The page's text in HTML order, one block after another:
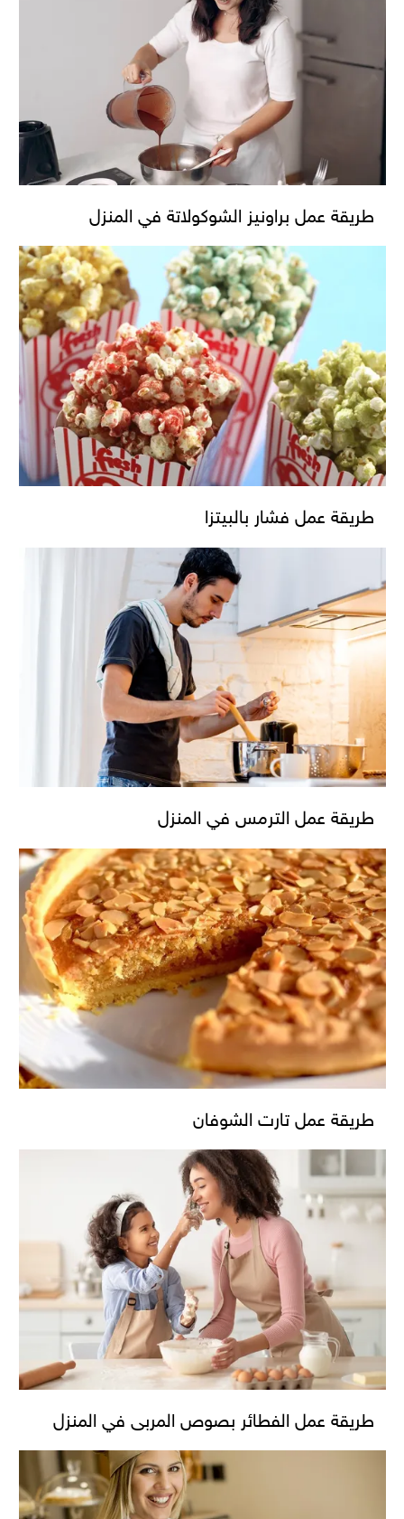
طريقة عمل براونيز الشوكولاتة في المنزل
طريقة عمل فشار بالبيتزا
طريقة عمل الترمس في المنزل
طريقة عمل تارت الشوفان
طريقة عمل الفطائر بصوص المربى في المنزل